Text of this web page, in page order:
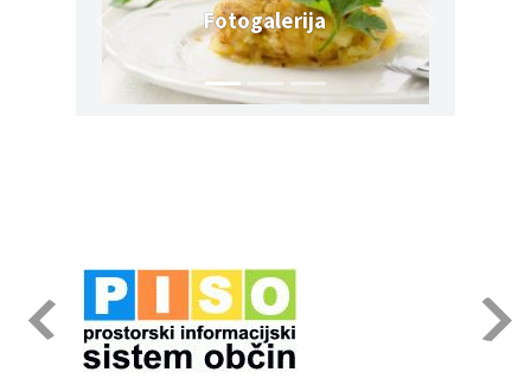
Fotogalerija